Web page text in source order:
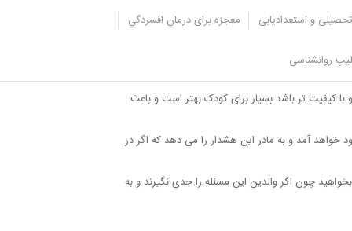
و استعدادیابی معجزه برای درمان افسردگی
روانشناسی
کیفیت تر باشد بسیار برای کودک بهتر است و باعث
آمد و به مادر این هشدار را می دهد که اگر در
چون اگر والدین این مسئله را جدی نگیرند و به